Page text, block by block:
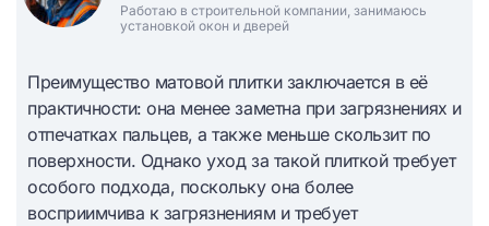
Работаю в строительной компании, занимаюсь
установкой окон и дверей
Преимущество матовой плитки заключается в её
практичности: она менее заметна при загрязнениях и
отпечатках пальцев, а также меньше скользит по
поверхности. Однако уход за такой плиткой требует
особого подхода, поскольку она более
восприимчива к загрязнениям и требует